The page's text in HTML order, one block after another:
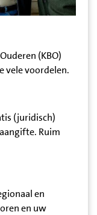
(KBO)
vele voordelen.
(juridisch)
Ruim
en
en uw